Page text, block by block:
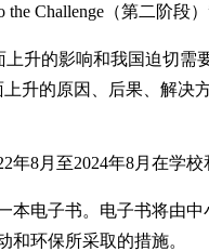
Challenge（第二阶段
升的影响和我国迫切
升的原因、后果、解决
8月至2024年8月在学
电子书。电子书将由
环保所采取的措施。